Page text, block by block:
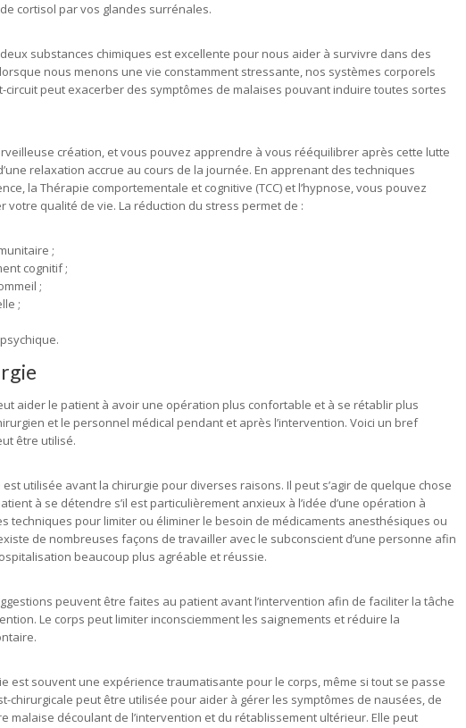
cortisol par vos glandes surrénales.
substances chimiques est excellente pour nous aider à survivre dans des
nous menons une vie constamment stressante, nos systèmes corporels
circuit peut exacerber des symptômes de malaises pouvant induire toutes sortes
création, et vous pouvez apprendre à vous rééquilibrer après cette lutte
relaxation accrue au cours de la journée. En apprenant des techniques
la Thérapie comportementale et cognitive (TCC) et l’hypnose, vous pouvez
votre qualité de vie. La réduction du stress permet de :
;
cognitif ;
;
;
aider le patient à avoir une opération plus confortable et à se rétablir plus
et le personnel médical pendant et après l’intervention. Voici un bref
être utilisé.
est utilisée avant la chirurgie pour diverses raisons. Il peut s’agir de quelque chose
à se détendre s’il est particulièrement anxieux à l’idée d’une opération à
techniques pour limiter ou éliminer le besoin de médicaments anesthésiques ou
de nombreuses façons de travailler avec le subconscient d’une personne afin
beaucoup plus agréable et réussie.
peuvent être faites au patient avant l’intervention afin de faciliter la tâche
Le corps peut limiter inconsciemment les saignements et réduire la
est souvent une expérience traumatisante pour le corps, même si tout se passe
chirurgicale peut être utilisée pour aider à gérer les symptômes de nausées, de
malaise découlant de l’intervention et du rétablissement ultérieur. Elle peut